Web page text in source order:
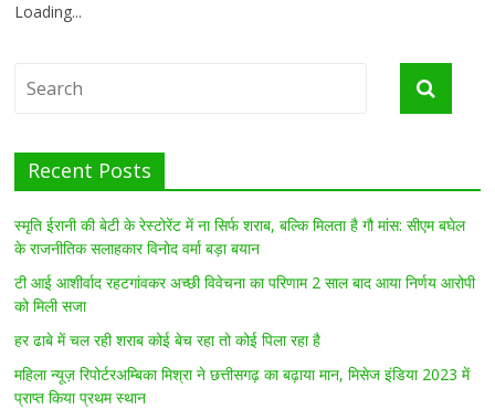
Loading...
Recent Posts
स्मृति ईरानी की बेटी के रेस्टोरेंट में ना सिर्फ शराब, बल्कि मिलता है गौ मांस: सीएम बघेल
के राजनीतिक सलाहकार विनोद वर्मा बड़ा बयान
टी आई आशीर्वाद रहटगांवकर अच्छी विवेचना का परिणाम 2 साल बाद आया निर्णय आरोपी
को मिली सजा
हर ढाबे में चल रही शराब कोई बेच रहा तो कोई पिला रहा है
महिला न्यूज़ रिपोर्टरअम्बिका मिश्रा ने छत्तीसगढ़ का बढ़ाया मान, मिसेज इंडिया 2023 में
प्राप्त किया प्रथम स्थान